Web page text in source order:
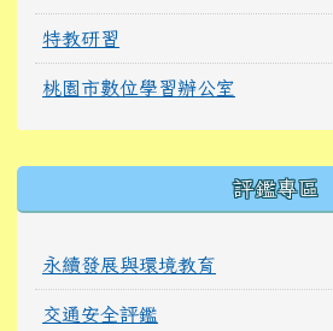
特教研習
桃園市數位學習辦公室
評鑑專區
永續發展與環境教育
交通安全評鑑